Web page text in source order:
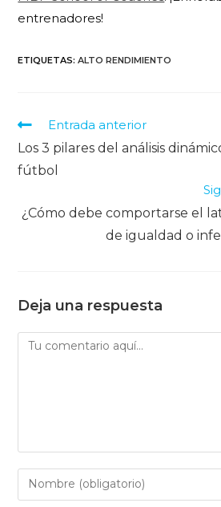
entrenadores!
ETIQUETAS:ALTO RENDIMIENTO
Entrada anterior
Los 3 pilares del análisis
fútbol
¿Cómo debe comportarse el
de igualdad o
Deja una respuesta